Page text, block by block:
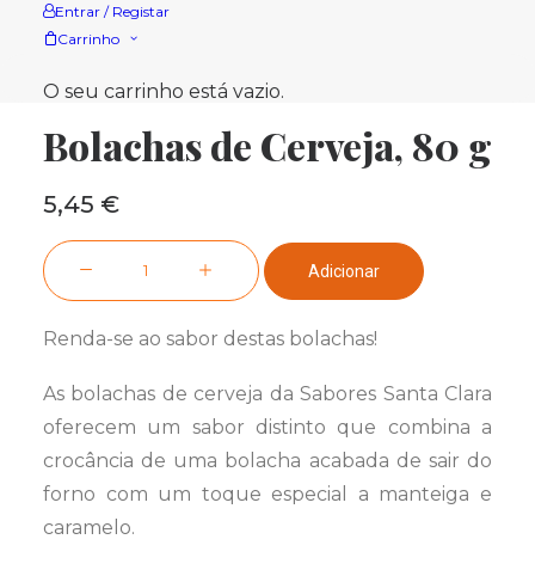
Entrar / Registar
Carrinho
O seu carrinho está vazio.
Bolachas de Cerveja, 80 g
Bolachas de Cerveja, 80 g
5,45 €
Quantidade
de
Bolachas
Cerveja,
80
g
Adicionar
Renda-se ao sabor destas bolachas!
As bolachas de cerveja da Sabores Santa Clara
oferecem um sabor distinto que combina a
crocância de uma bolacha acabada de sair do
forno com um toque especial a manteiga e
caramelo.